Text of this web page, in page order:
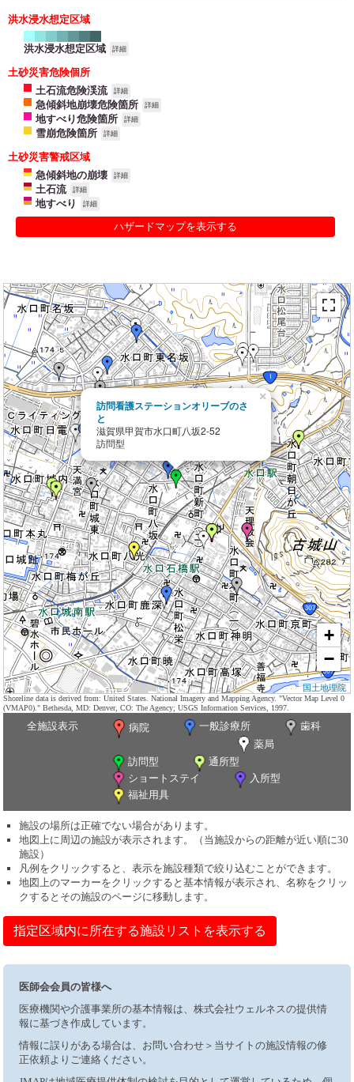
洪水浸水想定区域
洪水浸水想定区域 詳細
土砂災害危険個所
土石流危険渓流
詳細
急傾斜地崩壊危険箇所 詳細
地すべり危険箇所 詳細
雪崩危険箇所 詳細
土砂災害警戒区域
急傾斜地の崩壊
詳細
土石流 詳細
地すべり 詳細
ハザードマップを表示する
訪問看護ステーションオリーブのさ
と
滋賀県甲賀市水口町八坂2-52
訪問型
×
+
−
国土地理院
Shoreline data is derived from: United States. National Imagery and Mapping Agency. "Vector Map Level 0
(VMAP0)." Bethesda, MD: Denver, CO: The Agency; USGS Information Services, 1997.
全施設表示 病院 一般診療所
歯科
薬局
訪問型
通所型
ショートステイ
入所型
福祉用具
施設の場所は正確でない場合があります。
地図上に周辺の施設が表示されます。（当施設からの距離が近い順に30
施設）
凡例をクリックすると、表示を施設種類で絞り込むことができます。
地図上のマーカーをクリックすると基本情報が表示され、名称をクリッ
クするとその施設のページに移動します。
指定区域内に所在する施設リストを表示する
医師会会員の皆様へ
医療機関や介護事業所の基本情報は、株式会社ウェルネスの提供情
報に基づき作成しています。
情報に誤りがある場合は、お問い合わせ＞当サイトの施設情報の修
正依頼よりご連絡ください。